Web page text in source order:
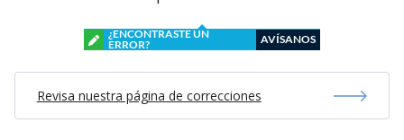
¿ENCONTRASTE UN
ERROR?
AVÍSANOS
Revisa nuestra página de correcciones